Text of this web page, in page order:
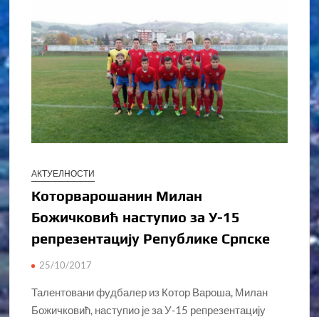
АКТУЕЛНОСТИ
Которварошанин Милан
Божичковић наступио за У-15
репрезентацију Републике Српске
25/10/2017
Талентовани фудбалер из Котор Вароша, Милан
Божичковић, наступио је за У-15 репрезентацију